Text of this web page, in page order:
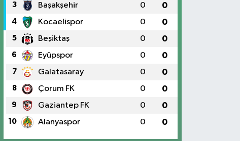
3 Başakşehir 0 0
4 Kocaelispor 0 0
5 Beşiktaş 0 0
6 Eyüpspor 0 0
7 Galatasaray 0 0
8 Çorum FK 0 0
9 Gaziantep FK 0 0
10 Alanyaspor 0 0